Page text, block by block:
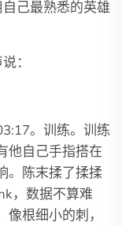
己最熟悉的英雄
：
。训练。训练
他自己手指搭在
。陈末揉了揉揉
，数据不算难
根细小的刺，